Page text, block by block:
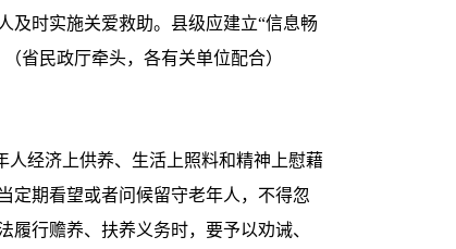
及时实施关爱救助。县级应建立“信息畅
省民政厅牵头，各有关单位配合）
经济上供养、生活上照料和精神上慰藉
定期看望或者问候留守老年人，不得忽
行赡养、扶养义务时，要予以劝诫、